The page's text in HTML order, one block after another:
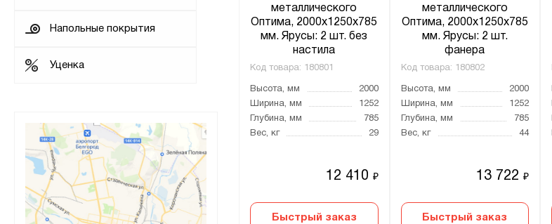
Напольные покрытия
Уценка
металлического
Оптима, 2000x1250x785
мм. Ярусы: 2 шт. без
настила
Код товара: 180801
Высота, мм
2000
Ширина, мм
1252
Глубина, мм
785
Вес, кг
29
12 410 ₽
Быстрый заказ
металлического
Оптима, 2000x1250x785
мм. Ярусы: 2 шт.
фанера
Код товара: 180802
Высота, мм
2000
Ширина, мм
1252
Глубина, мм
785
Вес, кг
44
13 722₽
Быстрый заказ